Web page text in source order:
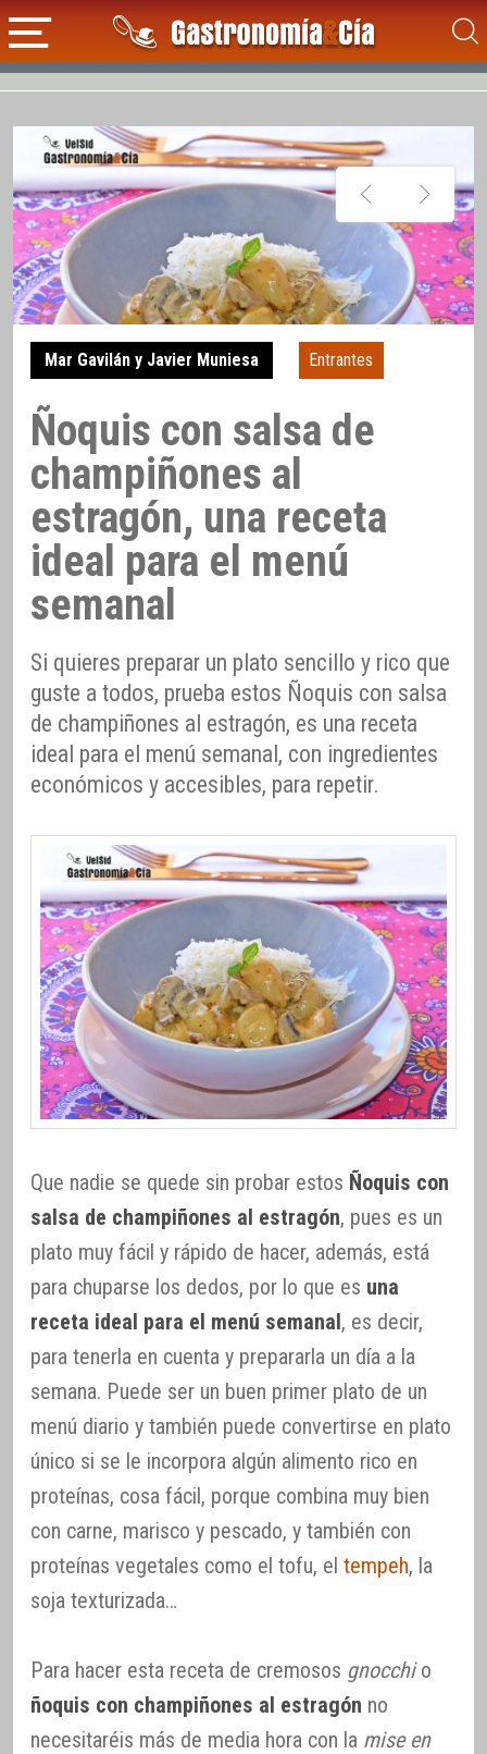
Mar Gavilán y Javier Muniesa Entrantes
Ñoquis con salsa de
champiñones al
estragón, una receta
ideal para el menú
semanal
Si quieres preparar un plato sencillo y rico que
guste a todos, prueba estos Ñoquis con salsa
de champiñones al estragón, es una receta
ideal para el menú semanal, con ingredientes
económicos y accesibles, para repetir.
Que nadie se quede sin probar estos Ñoquis con
salsa de champiñones al estragón, pues es un
plato muy fácil y rápido de hacer, además, está
para chuparse los dedos, por lo que es una
receta ideal para el menú semanal, es decir,
para tenerla en cuenta y prepararla un día a la
semana. Puede ser un buen primer plato de un
menú diario y también puede convertirse en plato
único si se le incorpora algún alimento rico en
proteínas, cosa fácil, porque combina muy bien
con carne, marisco y pescado, y también con
proteínas vegetales como el tofu, el tempeh, la
soja texturizada…
Para hacer esta receta de cremosos gnocchio
ñoquis con champiñones al estragón no
necesitaréis más de media hora con la mise en